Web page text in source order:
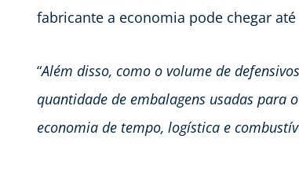
fabricante a economia pode chegar até
“Além disso, como o volume de
quantidade de embalagens usadas
economia de tempo, logística e